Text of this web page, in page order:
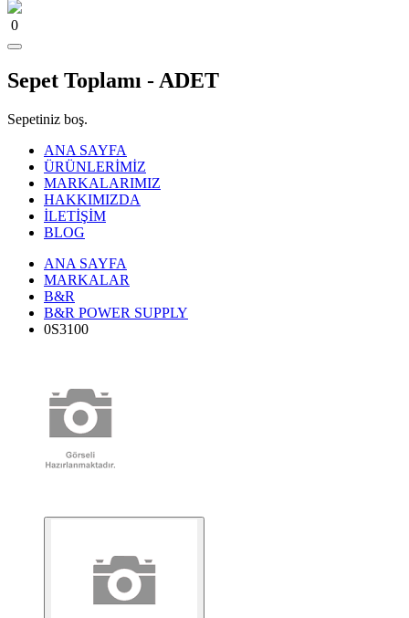
0
Sepet Toplamı - ADET
Sepetiniz boş.
ANA SAYFA
ÜRÜNLERİMİZ
MARKALARIMIZ
HAKKIMIZDA
İLETİŞİM
BLOG
ANA SAYFA
MARKALAR
B&R
B&R POWER SUPPLY
0S3100